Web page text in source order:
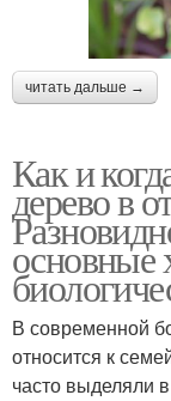
читать дальше →
Как и
дерево в
основные
В современной
относится к
часто выделяли